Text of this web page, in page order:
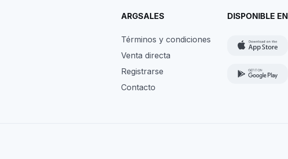
ARGSALES
Términos y condiciones
Venta directa
Registrarse
Contacto
DISPONIBLE EN